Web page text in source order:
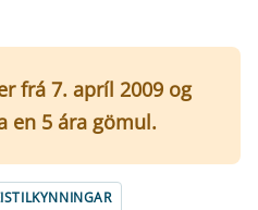
frá 7. apríl 2009 og
en 5 ára gömul.